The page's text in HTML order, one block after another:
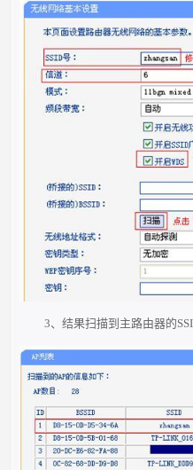
3、结果扫描到主路由器的